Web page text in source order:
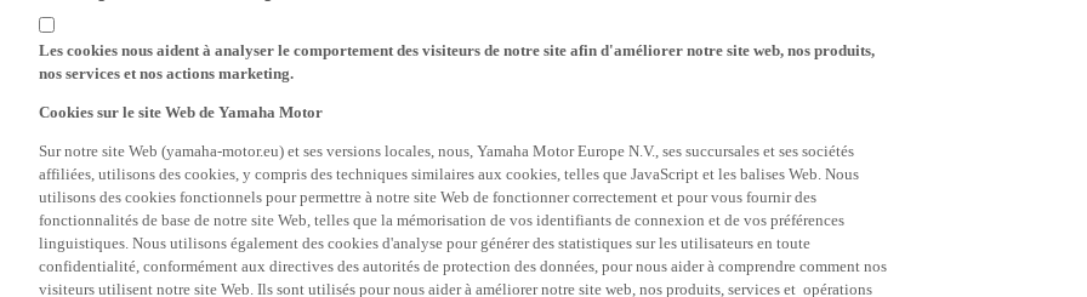
Les cookies nous aident à analyser le comportement des visiteurs de notre site afin d'améliorer notre site web, nos produits,
nos services et nos actions marketing.
Cookies sur le site Web de Yamaha Motor
Sur notre site Web (yamaha-motor.eu) et ses versions locales, nous, Yamaha Motor Europe N.V., ses succursales et ses sociétés
affiliées, utilisons des cookies, y compris des techniques similaires aux cookies, telles que JavaScript et les balises Web. Nous
utilisons des cookies fonctionnels pour permettre à notre site Web de fonctionner correctement et pour vous fournir des
fonctionnalités de base de notre site Web, telles que la mémorisation de vos identifiants de connexion et de vos préférences
linguistiques. Nous utilisons également des cookies d'analyse pour générer des statistiques sur les utilisateurs en toute
confidentialité, conformément aux directives des autorités de protection des données, pour nous aider à comprendre comment nos
visiteurs utilisent notre site Web. Ils sont utilisés pour nous aider à améliorer notre site web, nos produits, services et opérations